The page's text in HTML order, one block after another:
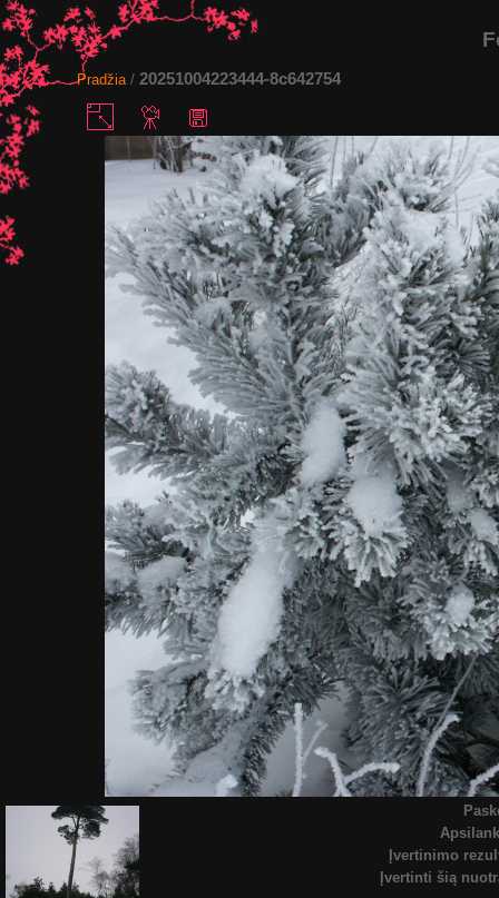
Pradžia/ 20251004223444-8c642754
Įvertinimo
Įvertinti šią